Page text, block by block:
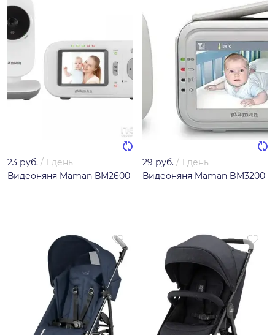
23 руб. / 1 день
Видеоняня Maman ВМ2600
29 руб. / 1 день
Видеоняня Maman BM3200